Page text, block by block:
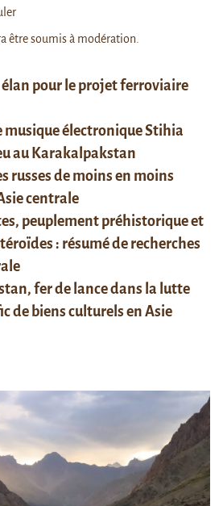
pour le projet ferroviaire
musique électronique Stihia
au Karakalpakstan
russes de moins en moins
centrale
peuplement préhistorique et
: résumé de recherches
fer de lance dans la lutte
de biens culturels en Asie
être soumis à modération.